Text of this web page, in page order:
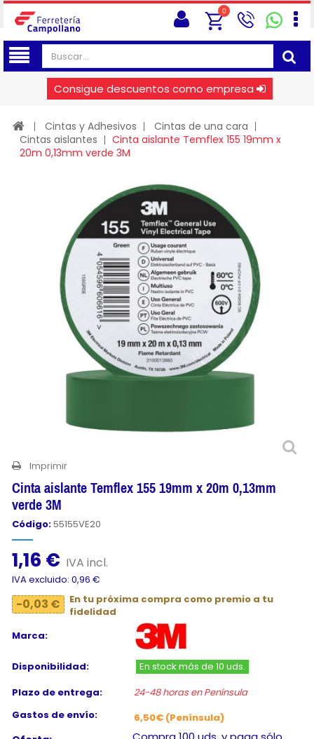
0
Consigue descuentos como empresa
Cintas y Adhesivos
Cintas de una cara
Cintas aislantes
Cinta aislante Temflex 155 19mm x
20m 0,13mm verde 3M
Imprimir
Cinta aislante Temflex 155 19mm x 20m 0,13mm
verde 3M
Código:55155VE20
1,16 € IVA incl.
IVA excluido: 0,96 €
-0,03 €
En tu próxima compra como premio a tu
fidelidad
Marca:
Disponibilidad:
En stock más de 10 uds.
Plazo de entrega:
24-48 horas en Península
Gastos de envío:
6,50€ (Península)